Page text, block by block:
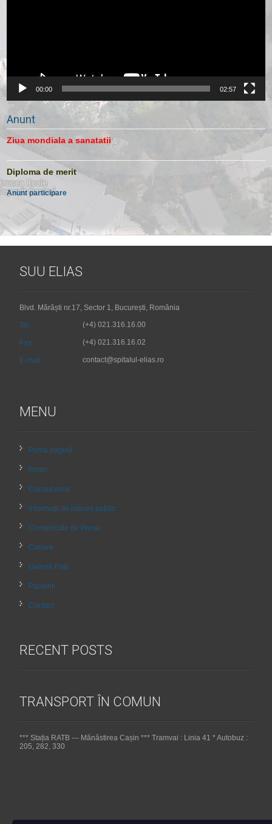
00:00 02:57
Anunt
Ziua mondiala a sanatatii
Diploma de merit
Anunt participare
SUU ELIAS
Blvd. Mărăști nr.17, Sector 1, București, România
Tel : (+4) 021.316.16.00
Fax : (+4) 021.316.16.02
E-mail : contact@spitalul-elias.ro
MENU
Prima pagină
Istoric
Conducerea
Informații de interes public
Comunicate de Presa
Cariere
Galerie Foto
Pacienti
Contact
RECENT POSTS
TRANSPORT ÎN COMUN
*** Stația RATB --- Mănăstirea Cașin *** Tramvai : Linia 41 * Autobuz :
205, 282, 330